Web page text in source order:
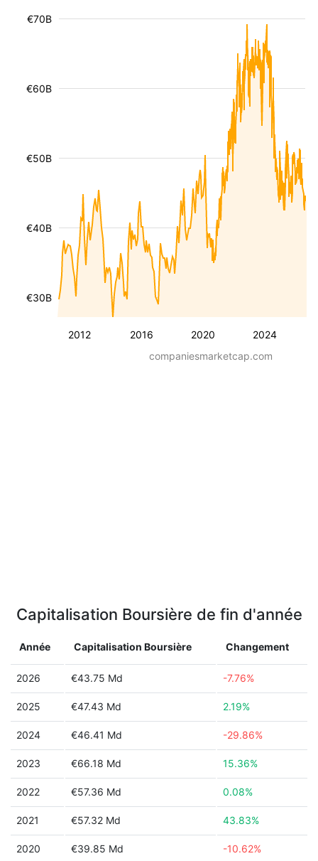
2012 2016 2020 2024
€30B
€40B
€50B
€60B
€70B
companiesmarketcap.com
Capitalisation Boursière de fin d'année
Année Capitalisation Boursière Changement
2026 €43.75 Md -7.76%
2025 €47.43 Md 2.19%
2024 €46.41 Md -29.86%
2023 €66.18 Md 15.36%
2022 €57.36 Md 0.08%
2021 €57.32 Md 43.83%
2020 €39.85 Md -10.62%